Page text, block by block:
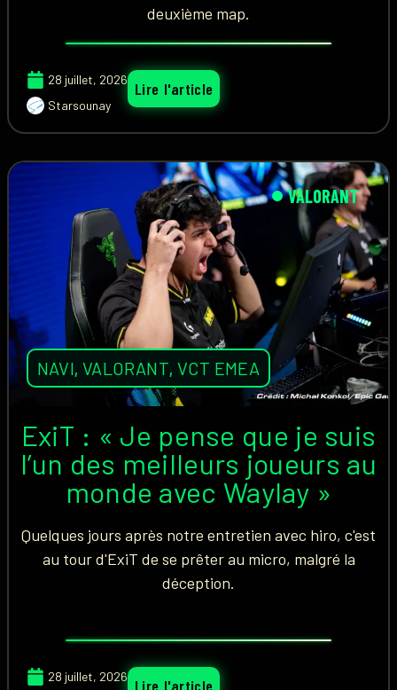
deuxième map.
28 juillet, 2026
Starsounay
Lire l'article
VALORANT
NAVI,VALORANT,VCT EMEA
ExiT : « Je pense que je suis
l’un des meilleurs joueurs au
monde avec Waylay »
Quelques jours après notre entretien avec hiro, c'est
au tour d'ExiT de se prêter au micro, malgré la
déception.
28 juillet, 2026 Lire l'article